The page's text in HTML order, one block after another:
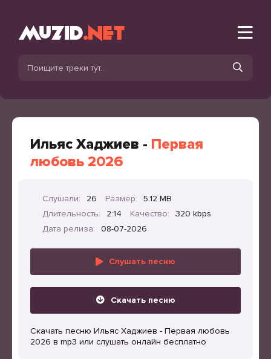
Ильяс Хаджиев - Первая
любовь 2026
Слушали: 26 Размер:
5.12 MB
Длительность:
2:14 Качество:
320 kbps
Дата релиза:
08-07-2026
Слушать песню
Скачать песню
Скачать песню Ильяс Хаджиев - Первая любовь
2026 в mp3 или слушать онлайн бесплатно